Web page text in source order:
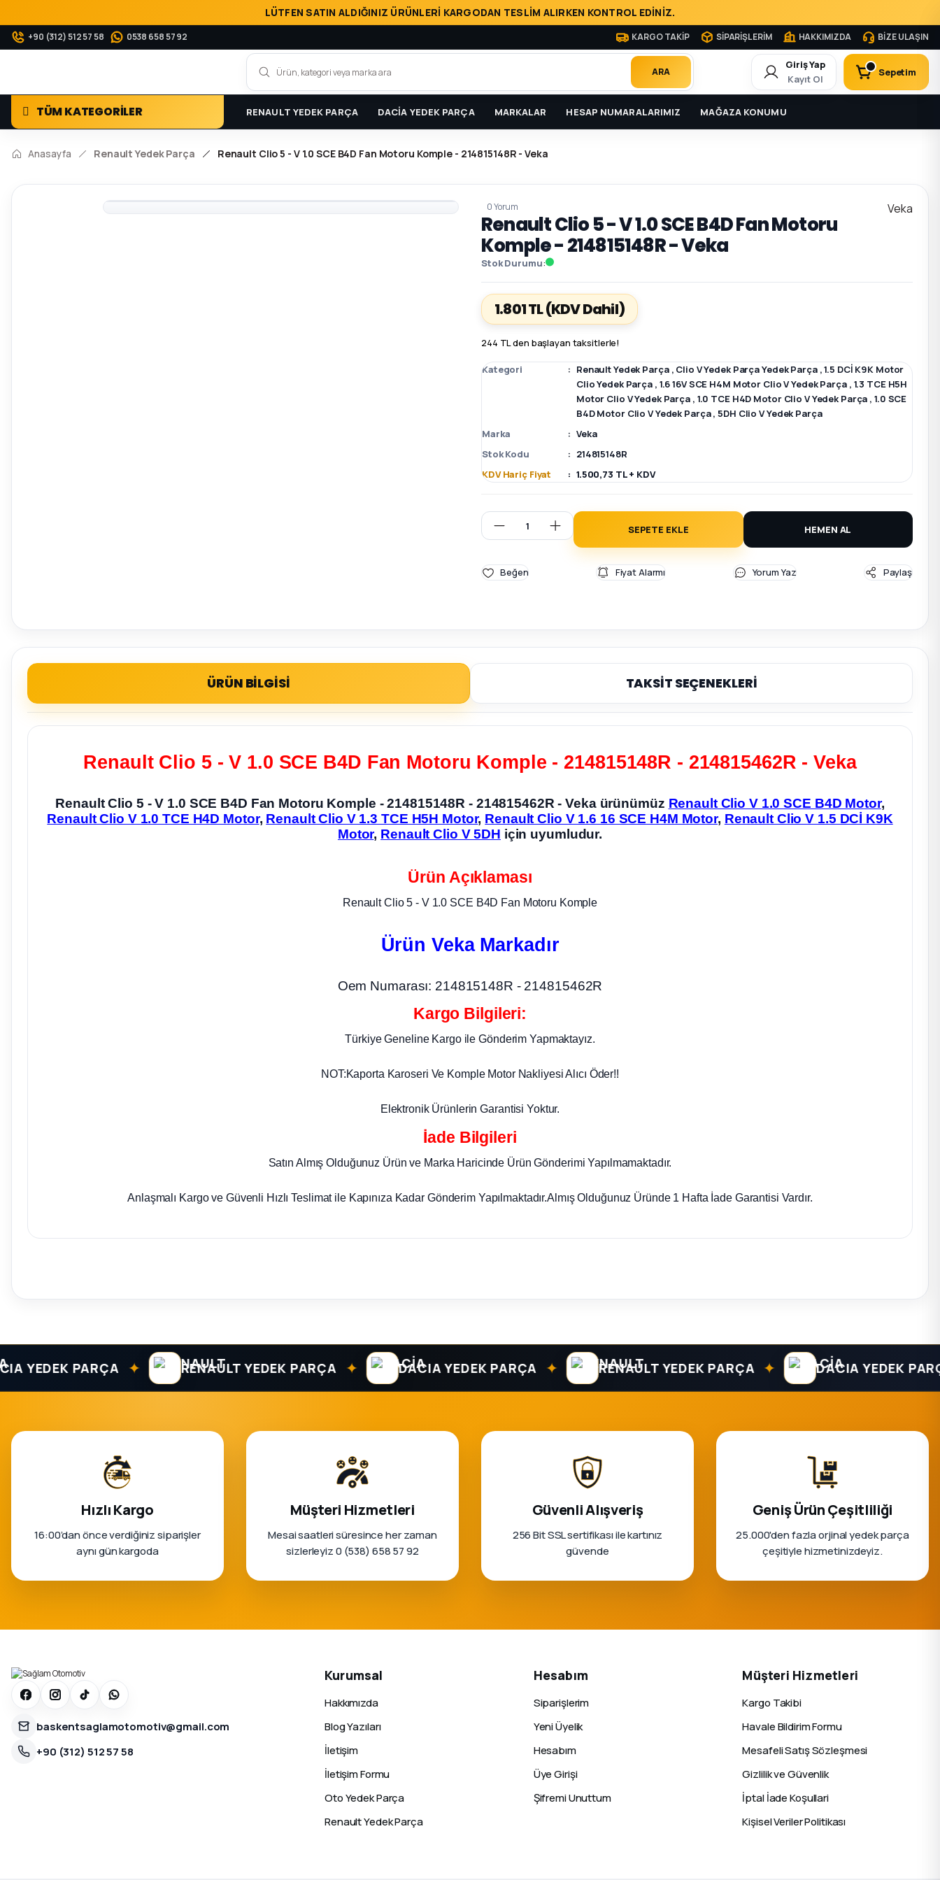
LÜTFEN SATIN ALDIĞINIZ ÜRÜNLERİ KARGODAN TESLİM ALIRKEN KONTROL EDİNİZ.
+90 (312) 512 57 58 0538 658 57 92 KARGO TAKİP SİPARİŞLERİM HAKKIMIZDA BİZE ULAŞIN
ARA
Giriş Yap
Kayıt Ol
Sepetim
TÜM KATEGORİLER RENAULT YEDEK PARÇA DACİA YEDEK PARÇA MARKALAR HESAP NUMARALARIMIZ MAĞAZA KONUMU
Anasayfa Renault Yedek Parça Renault Clio 5 - V 1.0 SCE B4D Fan Motoru Komple - 214815148R - Veka
0 Yorum
Renault Clio 5 - V 1.0 SCE B4D Fan Motoru
Komple - 214815148R - Veka
Stok Durumu
Veka
1.801 TL(KDV Dahil)
244 TL den başlayan taksitlerle!
Kategori Renault Yedek Parça , Clio V Yedek Parça Yedek Parça ,1.5 DCİ K9K Motor
Clio Yedek Parça , 1.6 16V SCE H4M Motor Clio V Yedek Parça , 1.3 TCE H5H
Motor Clio V Yedek Parça , 1.0 TCE H4D Motor Clio V Yedek Parça ,1.0 SCE
B4D Motor Clio V Yedek Parça,5DH Clio V Yedek Parça
Marka
Veka
Stok Kodu
214815148R
KDV Hariç Fiyat
1.500,73 TL + KDV
SEPETE EKLE HEMEN AL
Fiyat Alarmı Yorum Yaz Paylaş
ÜRÜN BİLGİSİ TAKSİT SEÇENEKLERİ
Renault Clio 5 - V 1.0 SCE B4D Fan Motoru Komple - 214815148R - 214815462R - Veka
Renault Clio 5 - V 1.0 SCE B4D Fan Motoru Komple - 214815148R - 214815462R - Veka ürünümüz Renault Clio V 1.0 SCE B4D Motor,
Renault Clio V 1.0 TCE H4D Motor, Renault Clio V 1.3 TCE H5H Motor, Renault Clio V 1.6 16 SCE H4M Motor, Renault Clio V 1.5 DCİ K9K
Motor, Renault Clio V 5DH için uyumludur.
Ürün Açıklaması
Renault Clio 5 - V 1.0 SCE B4D Fan Motoru Komple
Ürün Veka Markadır
Oem Numarası: 214815148R - 214815462R
Kargo Bilgileri:
Türkiye Geneline Kargo ile Gönderim Yapmaktayız.
NOT:Kaporta Karoseri Ve Komple Motor Nakliyesi Alıcı Öder!!
Elektronik Ürünlerin Garantisi Yoktur.
İade Bilgileri
Satın Almış Olduğunuz Ürün ve Marka Haricinde Ürün Gönderimi Yapılmamaktadır.
Anlaşmalı Kargo ve Güvenli Hızlı Teslimat ile Kapınıza Kadar Gönderim Yapılmaktadır.Almış Olduğunuz Üründe 1 Hafta İade Garantisi Vardır.
PARÇA ✦ RENAULT YEDEK PARÇA ✦ DACIA YEDEK PARÇA ✦ RENAULT YEDEK PARÇA ✦ DACIA YEDEK PARÇA
Hızlı Kargo
16:00’dan önce verdiğiniz siparişler
aynı gün kargoda
Müşteri Hizmetleri
Mesai saatleri süresince her zaman
sizlerleyiz 0 (538) 658 57 92
Güvenli Alışveriş
256 Bit SSL sertifikası ile kartınız
güvende
Geniş Ürün Çeşitliliği
25.000'den fazla orjinal yedek parça
çeşitiyle hizmetinizdeyiz.
baskentsaglamotomotiv@gmail.com
+90 (312) 512 57 58
Kurumsal
Hakkımızda
Blog Yazıları
İletişim
İletişim Formu
Oto Yedek Parça
Renault Yedek Parça
Hesabım
Siparişlerim
Yeni Üyelik
Hesabım
Üye Girişi
Şifremi Unuttum
Müşteri Hizmetleri
Kargo Takibi
Havale Bildirim Formu
Mesafeli Satış Sözleşmesi
Gizlilik ve Güvenlik
İptal İade Koşullari
Kişisel Veriler Politikası